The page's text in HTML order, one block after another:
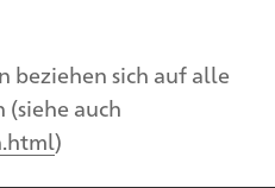
beziehen sich auf alle
auch
)